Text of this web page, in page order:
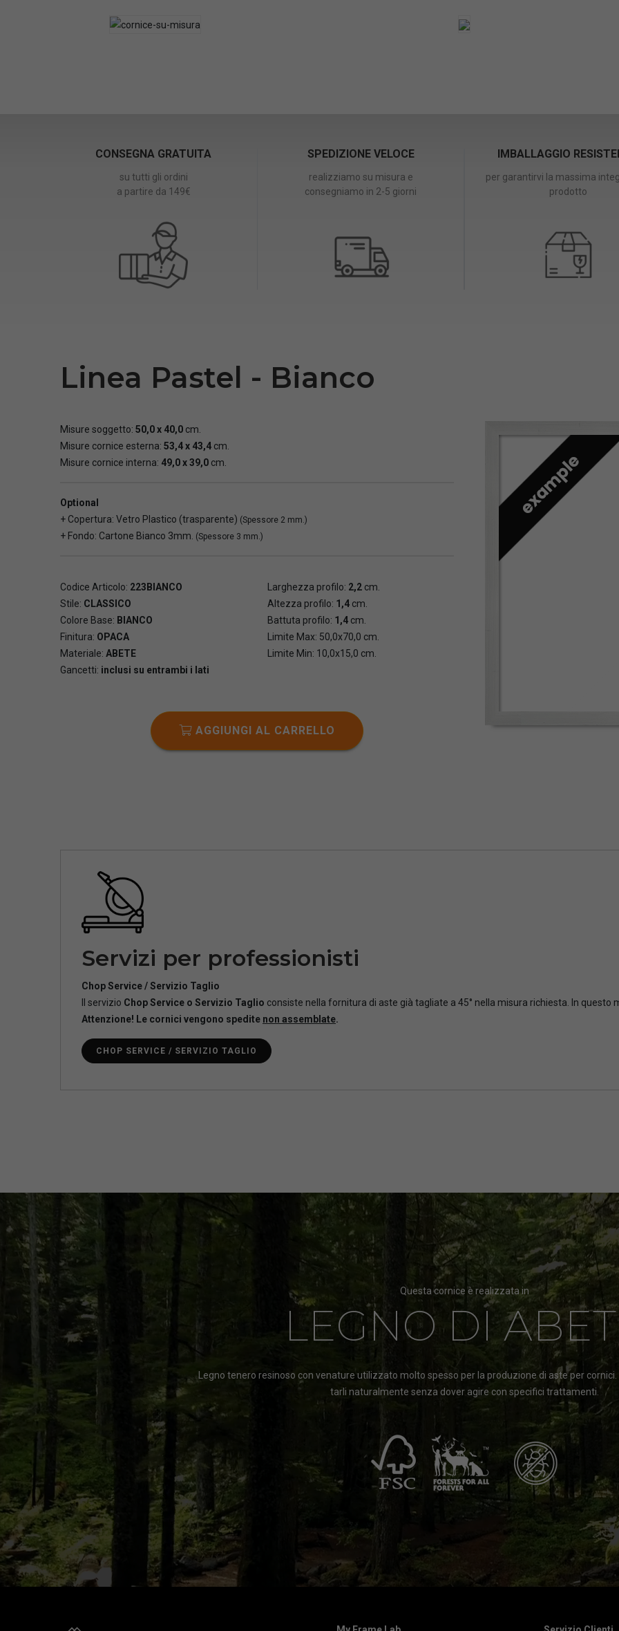
CONSEGNA GRATUITA
su tutti gli ordini
a partire da 149€
SPEDIZIONE VELOCE
realizziamo su misura e
consegniamo in 2-5 giorni
IMBALLAGGIO
per garantirvi la massima
prodotto
Linea Pastel - Bianco
Misure soggetto: 50,0 x 40,0 cm.
Misure cornice esterna: 53,4 x 43,4 cm.
Misure cornice interna: 49,0 x 39,0 cm.
Optional
+ Copertura: Vetro Plastico (trasparente) (Spessore 2 mm.)
+ Fondo: Cartone Bianco 3mm. (Spessore 3 mm.)
Codice Articolo: 223BIANCO
Stile: CLASSICO
Colore Base: BIANCO
Finitura: OPACA
Materiale: ABETE
Gancetti: inclusi su entrambi i lati
Larghezza profilo: 2,2 cm.
Altezza profilo: 1,4 cm.
Battuta profilo: 1,4 cm.
Limite Max: 50,0x70,0 cm.
Limite Min: 10,0x15,0 cm.
AGGIUNGI AL CARRELLO
Servizi per professionisti
Chop Service / Servizio Taglio
Il servizio Chop Service o Servizio Taglio consiste nella fornitura di aste già tagliate a 45° nella misura richiesta. In questo
Attenzione! Le cornici vengono spedite non assemblate.
CHOP SERVICE / SERVIZIO TAGLIO
Questa cornice è realizzata in
LEGNO DI
Legno tenero resinoso con venature utilizzato molto spesso per la produzione di aste per
tarli naturalmente senza dover agire con specifici trattamenti.